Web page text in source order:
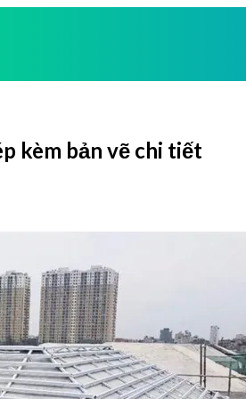
kèm bản vẽ chi tiết